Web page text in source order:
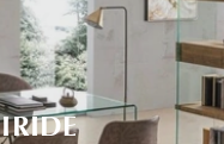
IRIDE